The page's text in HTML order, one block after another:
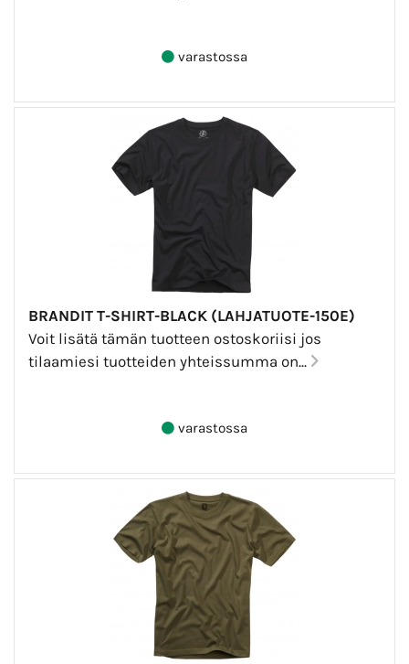
varastossa
BRANDIT T-SHIRT-BLACK (LAHJATUOTE-150E)
Voit lisätä tämän tuotteen ostoskoriisi jos
tilaamiesi tuotteiden yhteissumma on...
varastossa